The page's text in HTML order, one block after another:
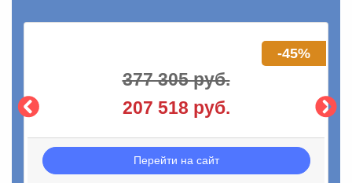
-45%
377 305 руб.
207 518 руб.
Перейти на сайт